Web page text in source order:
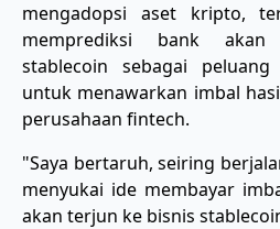
mengadopsi aset kripto,
memprediksi bank akan
stablecoin sebagai
untuk menawarkan imbal
perusahaan fintech.
"Saya bertaruh, seiring
menyukai ide membayar
akan terjun ke bisnis